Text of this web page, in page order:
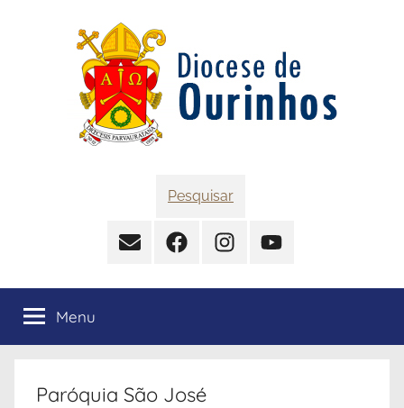
Pesquisar
ContatoFacebookInstagramYouTube
Menu
Paróquia São José